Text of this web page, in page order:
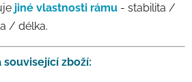
jiné vlastnosti rámu - stabilita /
/ délka.
zboží: